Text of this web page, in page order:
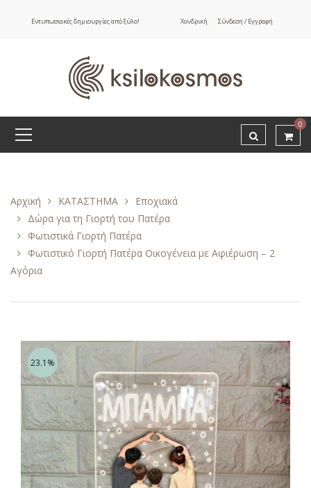
Εντυπωσιακές δημιουργίες από ξύλο! Χονδρική Σύνδεση / Εγγραφή
0
Αρχική ΚΑΤΑΣΤΗΜΑ
Εποχιακά
Δώρα για τη Γιορτή του Πατέρα
Φωτιστικά Γιορτή Πατέρα
Φωτιστικό Γιορτή Πατέρα Οικογένεια με Αφιέρωση – 2
Αγόρια
23.1%